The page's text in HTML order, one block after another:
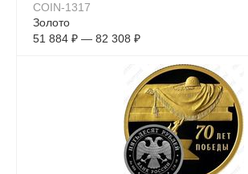
COIN-1317
Золото
51 884 ₽ — 82 308 ₽